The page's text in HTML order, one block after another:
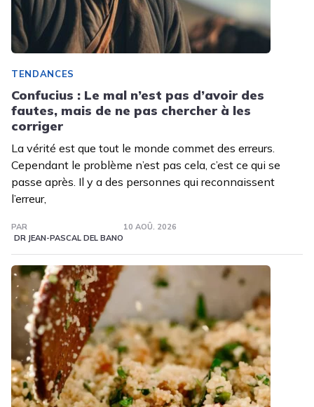
TENDANCES
Confucius : Le mal n’est pas d’avoir des
fautes, mais de ne pas chercher à les
corriger
La vérité est que tout le monde commet des erreurs.
Cependant le problème n’est pas cela, c’est ce qui se
passe après. Il y a des personnes qui reconnaissent
l’erreur,
PAR
DR JEAN-PASCAL DEL BANO
10 AOÛ. 2026